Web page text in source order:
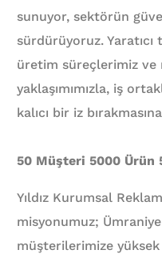
sunuyor, sektörün
sürdürüyoruz. Yaratıcı
üretim süreçlerimiz ve
yaklaşımımızla, iş
kalıcı bir iz
50 Müşteri 5000 Ürün
Yıldız Kurumsal
misyonumuz;
müşterilerimize